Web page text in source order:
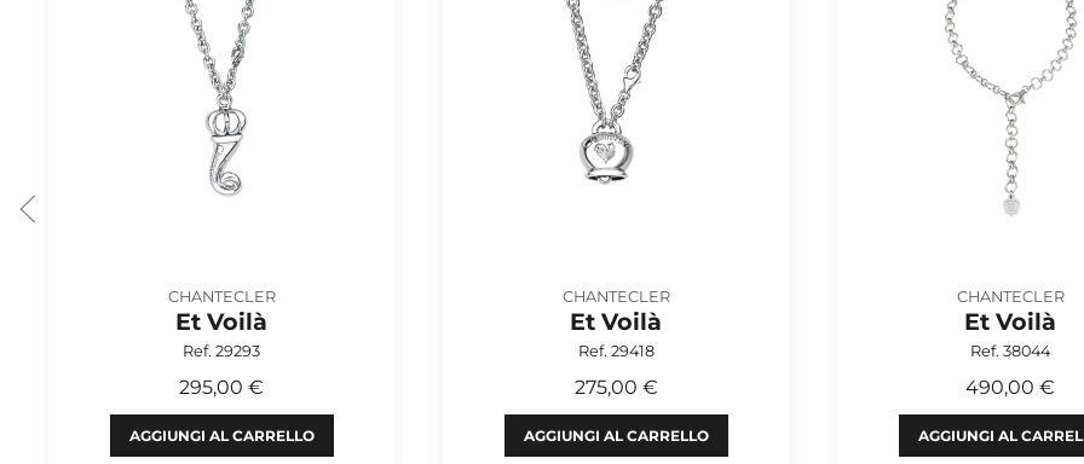
CHANTECLER
Et Voilà
Ref. 29293
295,00 €
AGGIUNGI AL CARRELLO
CHANTECLER
Et Voilà
Ref. 29418
275,00 €
AGGIUNGI AL CARRELLO
CHANTECLER
Et Voilà
Ref. 38044
490,00 €
AGGIUNGI AL